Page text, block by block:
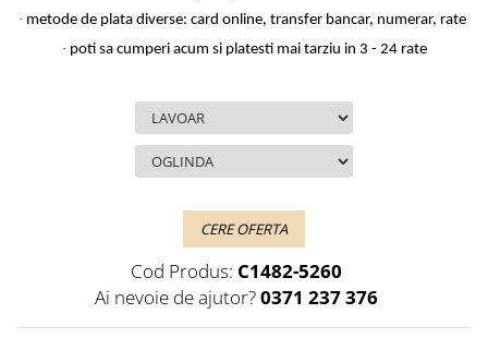
· metode de plata diverse: card online, transfer bancar, numerar, rate
· poti sa cumperi acum si platesti mai tarziu in 3 - 24 rate
CERE OFERTA
Cod Produs: C1482-5260
Ai nevoie de ajutor?0371 237 376